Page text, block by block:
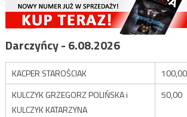
Darczyńcy - 6.08.2026
KACPER STAROŚCIAK
100,00
KULCZYK GRZEGORZ POLIŃSKA i
KULCZYK KATARZYNA
50,00